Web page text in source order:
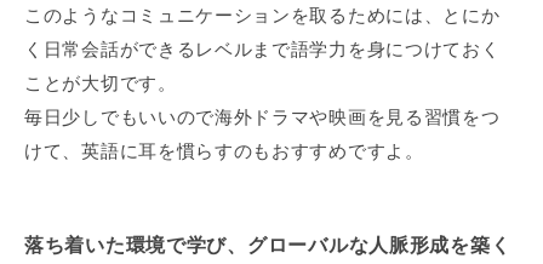
このようなコミュニケーションを取るためには、とにか
く日常会話ができるレベルまで語学力を身につけておく
ことが大切です。
毎日少しでもいいので海外ドラマや映画を見る習慣をつ
けて、英語に耳を慣らすのもおすすめですよ。
落ち着いた環境で学び、グローバルな人脈形成を築く